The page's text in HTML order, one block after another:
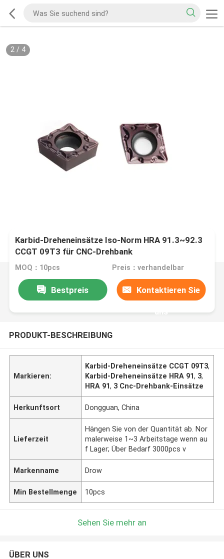
2/ 4
Karbid-Dreheneinsätze Iso-Norm HRA 91.3~92.3
CCGT 09T3 für CNC-Drehbank
MOQ：10pcs Preis：verhandelbar
Bestpreis Kontaktieren Sie
uns
PRODUKT-BESCHREIBUNG
Markieren:
Karbid-Dreheneinsätze CCGT 09T3,
Karbid-Dreheneinsätze HRA 91, 3,
HRA 91, 3 Cnc-Drehbank-Einsätze
Herkunftsort Dongguan, China
Lieferzeit
Hängen Sie von der Quantität ab. Nor
malerweise 1~3 Arbeitstage wenn au
f Lager; Über Bedarf 3000pcs v
Markenname Drow
Min Bestellmenge 10pcs
Sehen Sie mehr an
ÜBER UNS